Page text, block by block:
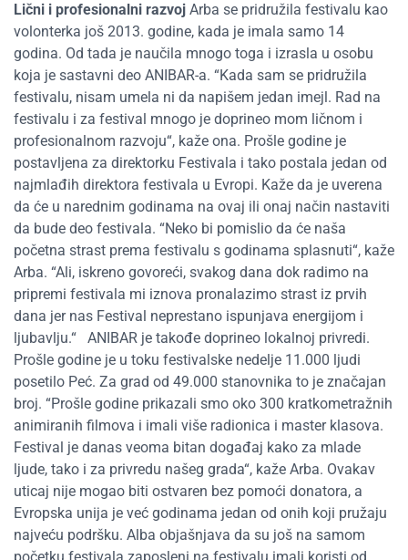
Lični i profesionalni razvoj Arba se pridružila festivalu kao
volonterka još 2013. godine, kada je imala samo 14
godina. Od tada je naučila mnogo toga i izrasla u osobu
koja je sastavni deo ANIBAR-a. “Kada sam se pridružila
festivalu, nisam umela ni da napišem jedan imejl. Rad na
festivalu i za festival mnogo je doprineo mom ličnom i
profesionalnom razvoju“, kaže ona. Prošle godine je
postavljena za direktorku Festivala i tako postala jedan od
najmlađih direktora festivala u Evropi. Kaže da je uverena
da će u narednim godinama na ovaj ili onaj način nastaviti
da bude deo festivala. “Neko bi pomislio da će naša
početna strast prema festivalu s godinama splasnuti“, kaže
Arba. “Ali, iskreno govoreći, svakog dana dok radimo na
pripremi festivala mi iznova pronalazimo strast iz prvih
dana jer nas Festival neprestano ispunjava energijom i
ljubavlju.“ ANIBAR je takođe doprineo lokalnoj privredi.
Prošle godine je u toku festivalske nedelje 11.000 ljudi
posetilo Peć. Za grad od 49.000 stanovnika to je značajan
broj. “Prošle godine prikazali smo oko 300 kratkometražnih
animiranih filmova i imali više radionica i master klasova.
Festival je danas veoma bitan događaj kako za mlade
ljude, tako i za privredu našeg grada“, kaže Arba. Ovakav
uticaj nije mogao biti ostvaren bez pomoći donatora, a
Evropska unija je već godinama jedan od onih koji pružaju
najveću podršku. Alba objašnjava da su još na samom